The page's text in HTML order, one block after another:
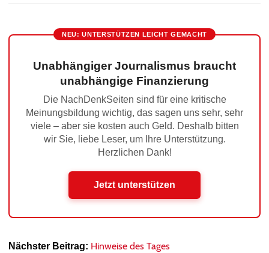
NEU: UNTERSTÜTZEN LEICHT GEMACHT
Unabhängiger Journalismus braucht
unabhängige Finanzierung
Die NachDenkSeiten sind für eine kritische
Meinungsbildung wichtig, das sagen uns sehr, sehr
viele – aber sie kosten auch Geld. Deshalb bitten
wir Sie, liebe Leser, um Ihre Unterstützung.
Herzlichen Dank!
Jetzt unterstützen
Nächster Beitrag: Hinweise des Tages